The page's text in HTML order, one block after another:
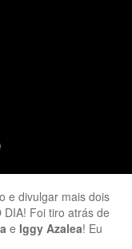
e divulgar mais dois
Foi tiro atrás de
e Iggy Azalea! Eu